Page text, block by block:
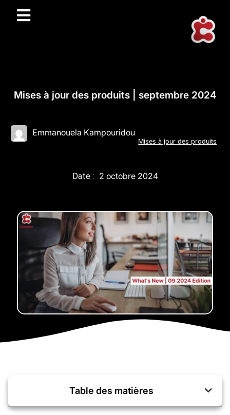
Mises à jour des produits | septembre 2024
Emmanouela Kampouridou
Mises à jour des produits
Date : 2 octobre 2024
Table des matières